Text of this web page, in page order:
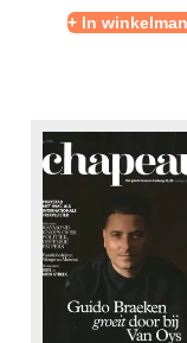
+ In